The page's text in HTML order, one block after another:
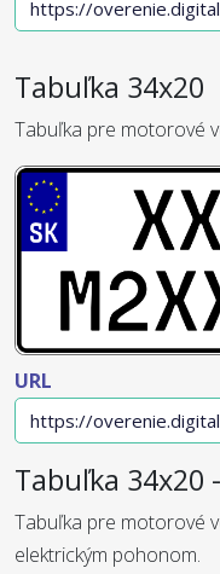
Tabuľka 34x20
Tabuľka pre motorové
URL
Tabuľka 34x20
Tabuľka pre motorové
elektrickým pohonom.